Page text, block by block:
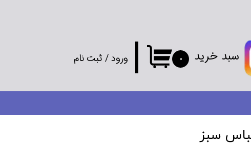
ورود/ ثبت نام ۰ سبد خرید
سبز